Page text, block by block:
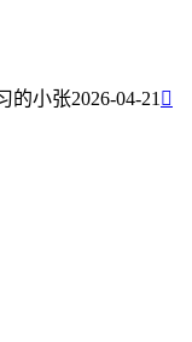
的小张2026-04-21 